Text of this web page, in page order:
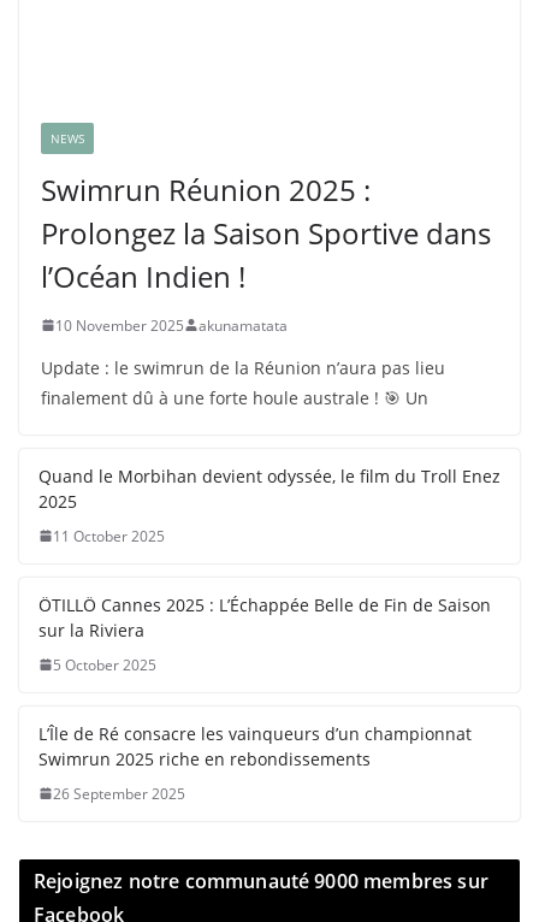
NEWS
Swimrun Réunion 2025 :
Prolongez la Saison Sportive dans
l’Océan Indien !
10 November 2025 akunamatata
Update : le swimrun de la Réunion n’aura pas lieu
finalement dû à une forte houle australe ! 🎯 Un
Quand le Morbihan devient odyssée, le film du Troll Enez
2025
11 October 2025
ÖTILLÖ Cannes 2025 : L’Échappée Belle de Fin de Saison
sur la Riviera
5 October 2025
L’Île de Ré consacre les vainqueurs d’un championnat
Swimrun 2025 riche en rebondissements
26 September 2025
Rejoignez notre communauté 9000 membres sur
Facebook